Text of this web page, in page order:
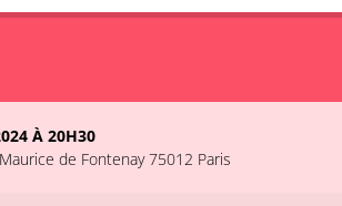
À 20H30
de Fontenay 75012 Paris